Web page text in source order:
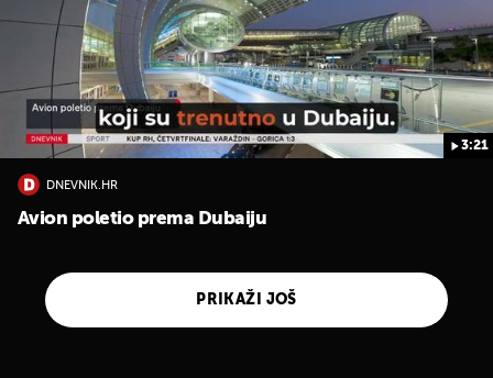
3:21
DNEVNIK.HR
Avion poletio prema Dubaiju
PRIKAŽI JOŠ